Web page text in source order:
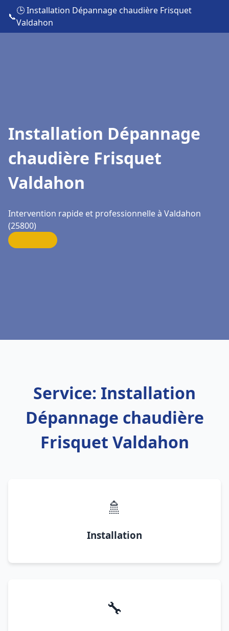
📞
🕒 Installation Dépannage chaudière Frisquet
Valdahon
Installation Dépannage
chaudière Frisquet
Valdahon
Intervention rapide et professionnelle à Valdahon
(25800)
Service: Installation
Dépannage chaudière
Frisquet Valdahon
🚿
Installation
🔧